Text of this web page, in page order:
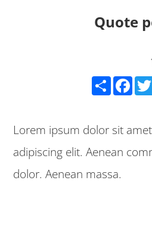
Quote
Facebook
Lorem ipsum dolor sit
adipiscing elit. Aenean
dolor. Aenean massa.